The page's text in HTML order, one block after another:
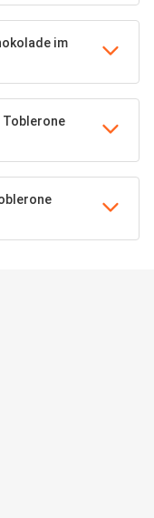
im
Toblerone